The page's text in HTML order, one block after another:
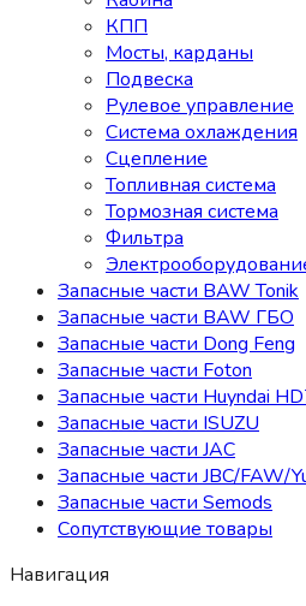
КПП
Мосты, карданы
Подвеска
Рулевое управление
Система охлаждения
Сцепление
Топливная система
Тормозная система
Фильтра
Запасные части BAW Tonik
Запасные части BAW ГБО
Запасные части Dong Feng
Запасные части Foton
Запасные части Huyndai
Запасные части ISUZU
Запасные части JAC
Запасные части JBC/FAW/
Запасные части Semods
Сопутствующие товары
Навигация